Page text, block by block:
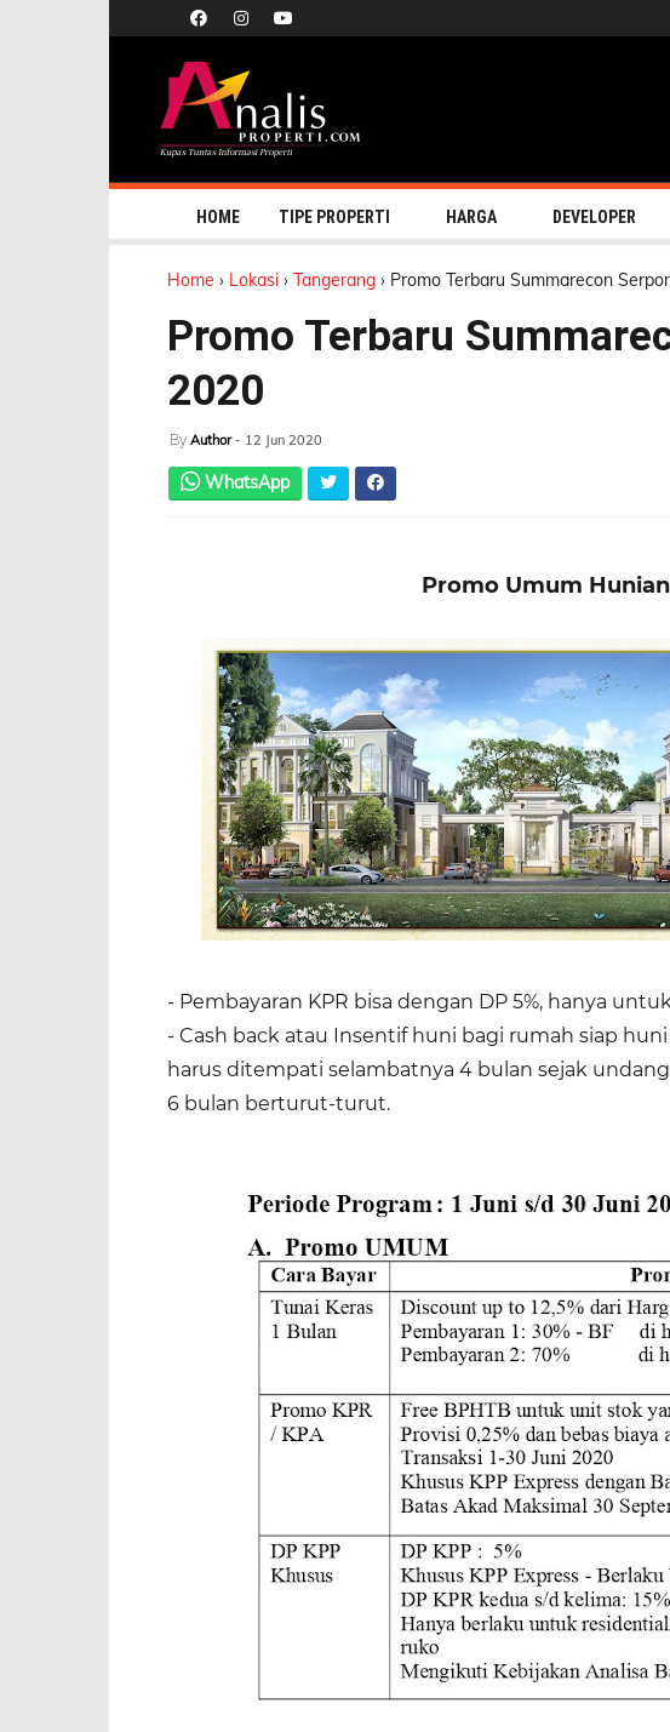
HOME TIPE PROPERTI HARGA DEVELOPER
Home › Lokasi › Tangerang › Promo Terbaru Summarecon
Promo Terbaru
2020
By Author - 12 Jun 2020
WhatsApp
Promo Umum
- Pembayaran KPR bisa dengan DP 5%, hanya
- Cash back atau Insentif huni bagi rumah siap
harus ditempati selambatnya 4 bulan sejak
6 bulan berturut-turut.